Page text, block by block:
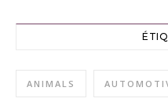
ANIMALS